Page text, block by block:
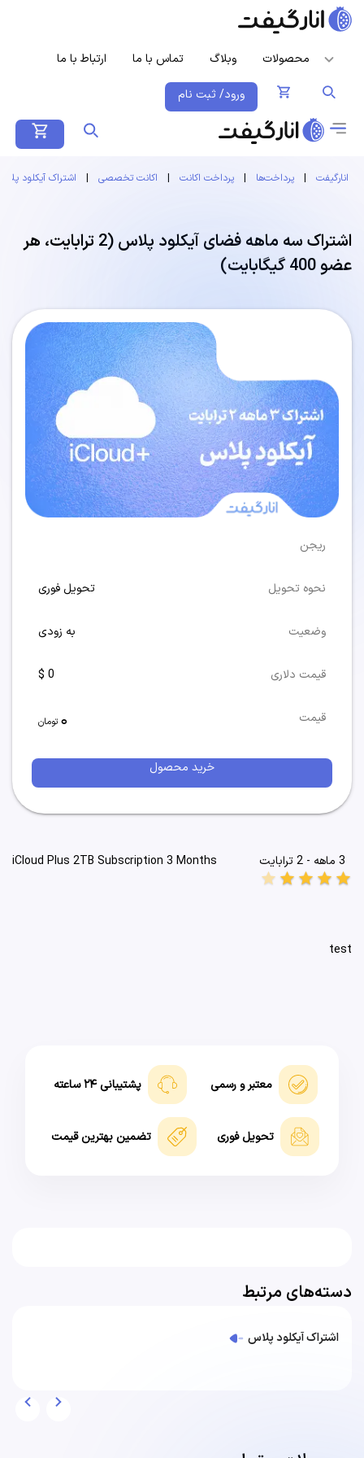
محصولات وبلاگ تماس با ما ارتباط با ما
ورود/ ثبت نام
انارگیفت | پرداخت‌ها | پرداخت اکانت | اکانت تخصصی | اشتراک آیکلود
اشتراک سه ماهه فضای آیکلود پلاس (2 ترابایت، هر
عضو 400 گیگابایت)
3 ماهه - 2 ترابایت
iCloud Plus 2TB Subscription 3 Months
star
star
star
star
star
test
معتبر و رسمی پشتیبانی ۲۴ ساعته
تحویل فوری تضمین بهترین قیمت
ریجن
نحوه تحویل تحویل فوری
وضعیت به زودی
قیمت دلاری 0 $
قیمت 0 تومان
خرید محصول
دسته‌های مرتبط
اشتراک آیکلود پلاس